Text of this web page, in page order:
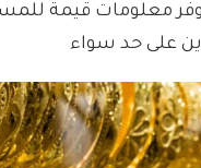
معلومات قيمة
على حد سواء